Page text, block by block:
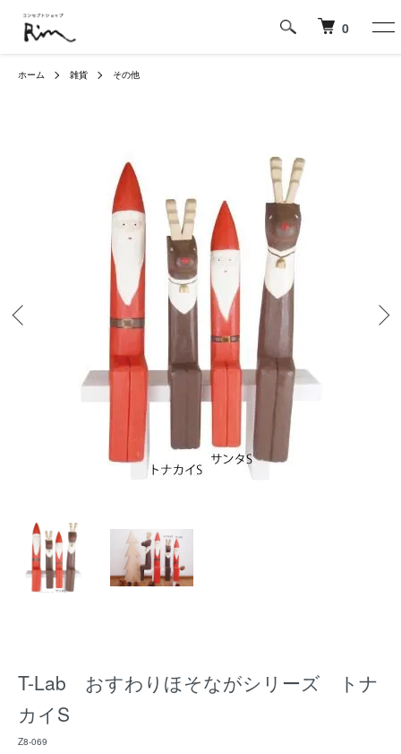
0
ホーム 雑貨 その他
T-Lab おすわりほそながシリーズ トナ
カイS
Z8-069